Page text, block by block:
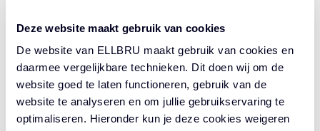
Deze website maakt gebruik van cookies
De website van ELLBRU maakt gebruik van cookies en
daarmee vergelijkbare technieken. Dit doen wij om de
website goed te laten functioneren, gebruik van de
website te analyseren en om jullie gebruikservaring te
optimaliseren. Hieronder kun je deze cookies weigeren
LEES VERDER